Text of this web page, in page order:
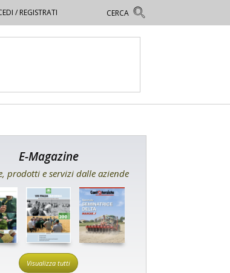
/ REGISTRATI
E-Magazine
prodotti e servizi dalle aziende
Visualizza tutti